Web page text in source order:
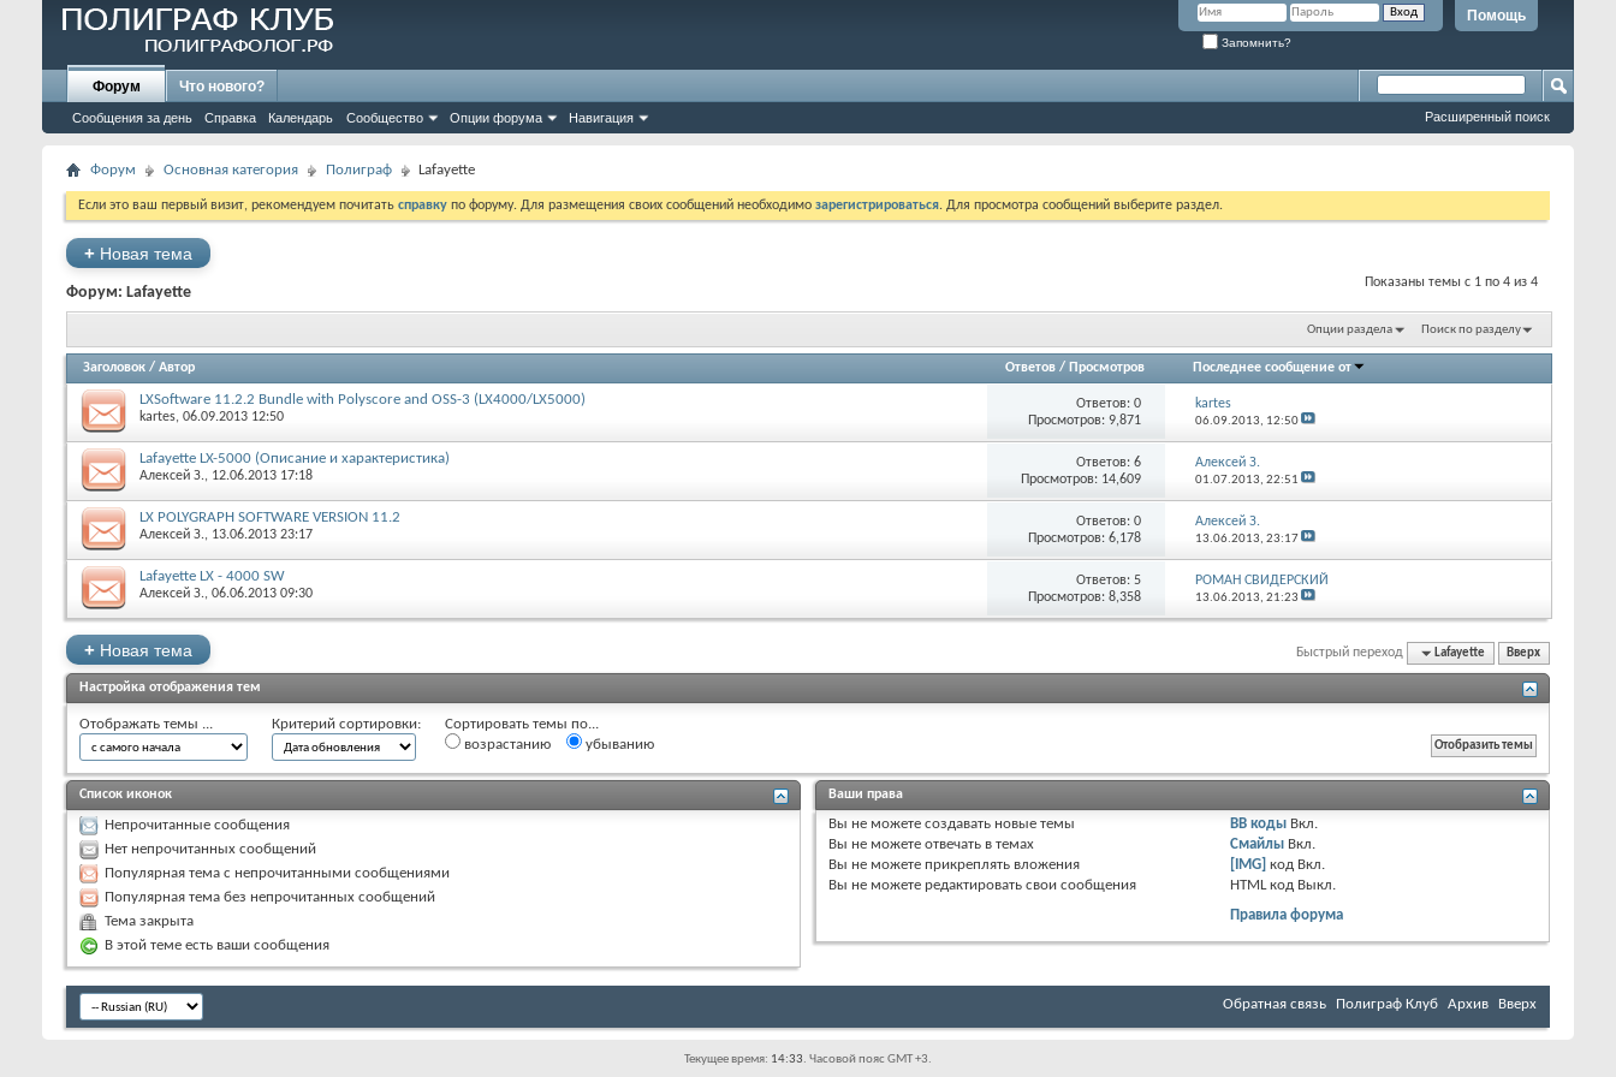
Помощь
Запомнить?
Форум
Сообщения за день Справка Календарь Сообщество Опции форума Навигация
Что нового?
Расширенный поиск
Форум Основная категория Полиграф Lafayette
Если это ваш первый визит, рекомендуем почитать справку по форуму. Для размещения своих сообщений необходимо зарегистрироваться. Для просмотра сообщений выберите раздел.
+ Новая тема
Показаны темы с 1 по 4 из 4
Форум: Lafayette
Опции раздела Поиск по разделу
Заголовок / Автор Ответов / Просмотров Последнее сообщение от
LXSoftware 11.2.2 Bundle with Polyscore and OSS-3 (LX4000/LX5000)
kartes‎, 06.09.2013 12:50
Ответов:0
Просмотров: 9,871
kartes
06.09.2013, 12:50
Lafayette LX-5000 (Описание и характеристика)
Алексей З.‎, 12.06.2013 17:18
Ответов:6
Просмотров: 14,609
Алексей З.
01.07.2013, 22:51
LX POLYGRAPH SOFTWARE VERSION 11.2
Алексей З.‎, 13.06.2013 23:17
Ответов:0
Просмотров: 6,178
Алексей З.
13.06.2013, 23:17
Lafayette LX - 4000 SW
Алексей З.‎, 06.06.2013 09:30
Ответов:5
Просмотров: 8,358
РОМАН СВИДЕРСКИЙ
13.06.2013, 21:23
+ Новая тема Быстрый переход Lafayette Вверх
Настройка отображения тем
Отображать темы ... Критерий сортировки:
Сортировать темы по...
возрастанию
убыванию
Список иконок
Непрочитанные сообщения
Нет непрочитанных сообщений
Популярная тема с непрочитанными сообщениями
Популярная тема без непрочитанных сообщений
Тема закрыта
В этой теме есть ваши сообщения
Ваши права
Вы не можете создавать новые темы
Вы не можете отвечать в темах
Вы не можете прикреплять вложения
Вы не можете редактировать свои сообщения
BB коды Вкл.
Смайлы Вкл.
[IMG] код Вкл.
HTML код Выкл.
Правила форума
Обратная связь Полиграф Клуб Архив Вверх
Текущее время: 14:33. Часовой пояс GMT +3.